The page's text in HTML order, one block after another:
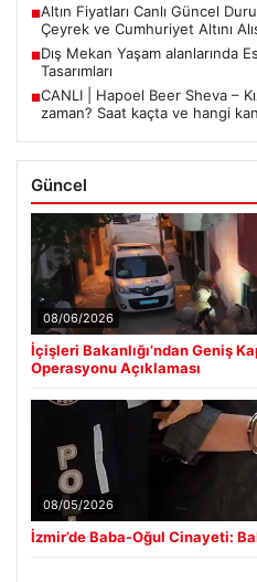
■Altın Fiyatları Canlı Güncel
Çeyrek ve Cumhuriyet Altını
■Dış Mekan Yaşam alanlarında
Tasarımları
■CANLI | Hapoel Beer Sheva –
zaman? Saat kaçta ve hangi
Güncel
08/06/2026
İçişleri Bakanlığı’ndan Geniş
Operasyonu Açıklaması
08/05/2026
İzmir’de Baba-Oğul Cinayeti: